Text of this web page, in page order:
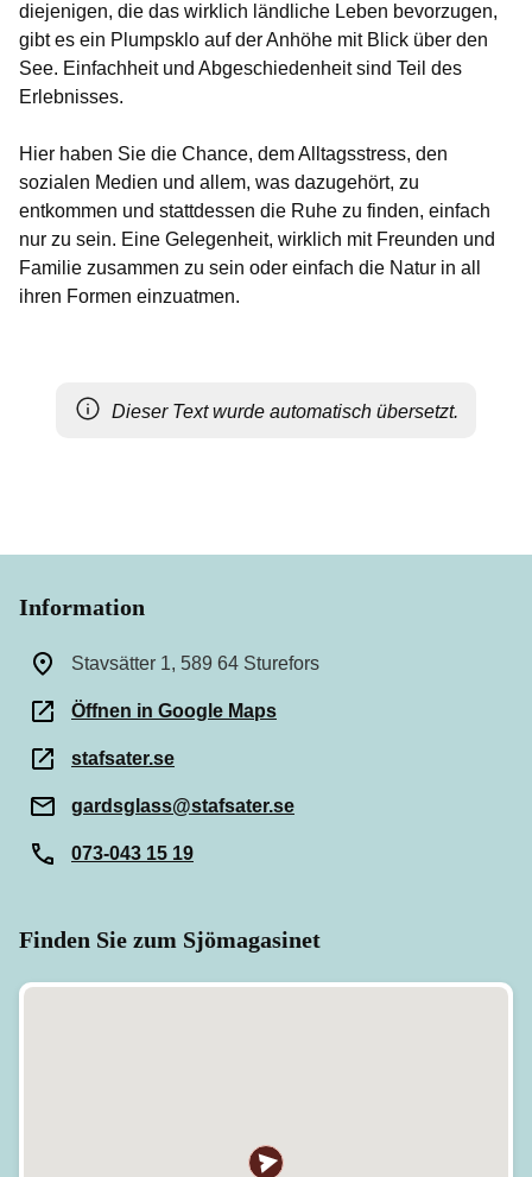
diejenigen, die das wirklich ländliche Leben bevorzugen,
gibt es ein Plumpsklo auf der Anhöhe mit Blick über den
See. Einfachheit und Abgeschiedenheit sind Teil des
Erlebnisses.
Hier haben Sie die Chance, dem Alltagsstress, den
sozialen Medien und allem, was dazugehört, zu
entkommen und stattdessen die Ruhe zu finden, einfach
nur zu sein. Eine Gelegenheit, wirklich mit Freunden und
Familie zusammen zu sein oder einfach die Natur in all
ihren Formen einzuatmen.
Dieser Text wurde automatisch übersetzt.
Information
Stavsätter 1, 589 64 Sturefors
Öffnen in Google Maps
stafsater.se
gardsglass@stafsater.se
073-043 15 19
Finden Sie zum Sjömagasinet